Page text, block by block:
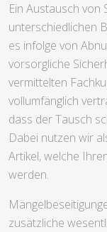
Ein Austausch von
unterschiedlichen
es infolge von
vorsorgliche
vermittelten
vollumfänglich
dass der Tausch
Dabei nutzen wir
Artikel, welche
werden.
zusätzliche